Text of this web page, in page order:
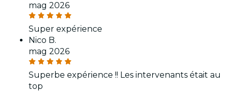
mag 2026
Super expérience
Nico B.
mag 2026
Superbe expérience !! Les intervenants était au
top